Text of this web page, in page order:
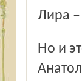
Лира –
Но и это ещё не всё. Вот уже десять лет без малого Лира